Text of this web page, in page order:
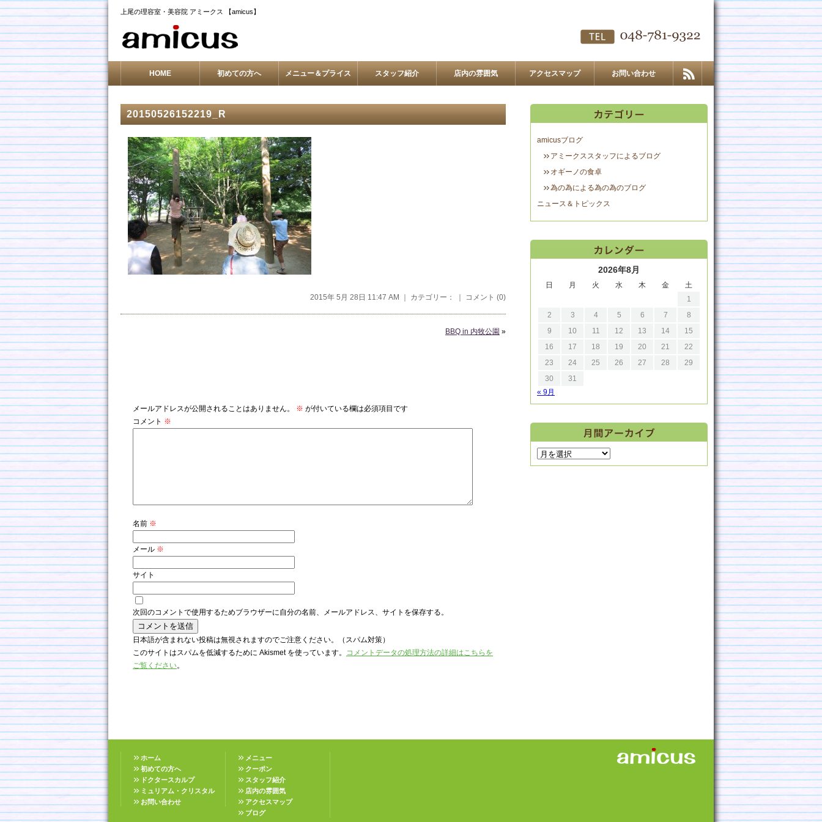
上尾の理容室・美容院 アミークス 【amicus】
HOME 初めての方へ メニュー＆プライス スタッフ紹介 店内の雰囲気 アクセスマップ お問い合わせ
20150526152219_R
2015年 5月 28日 11:47 AM ｜ カテゴリー： ｜ コメント (0)
BBQ in 内牧公園 »
メールアドレスが公開されることはありません。 ※ が付いている欄は必須項目です
コメント ※
名前 ※
メール ※
サイト
次回のコメントで使用するためブラウザーに自分の名前、メールアドレス、サイトを保存する。
日本語が含まれない投稿は無視されますのでご注意ください。（スパム対策）
このサイトはスパムを低減するために Akismet を使っています。 コメントデータの処理方法の詳細はこちらを
ご覧ください。
amicusブログ
アミークススタッフによるブログ
オギーノの食卓
為の為による為の為のブログ
ニュース＆トピックス
2026年8月
日 月 火 水 木 金
土
1
2
3 4 5 6 7
8
9
10 11 12 13 14
15
16
17 18 19 20 21
22
23
24 25 26 27 28
29
30
31
« 9月
ホーム
初めての方へ
ドクタースカルプ
ミュリアム・クリスタル
お問い合わせ
メニュー
クーポン
スタッフ紹介
店内の雰囲気
アクセスマップ
ブログ